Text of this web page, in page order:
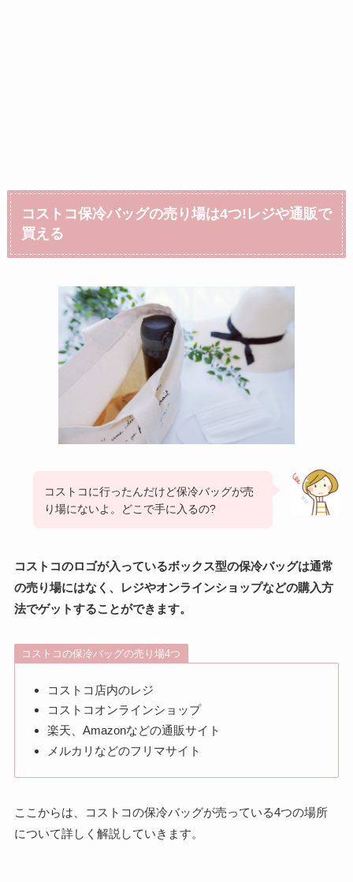
コストコ保冷バッグの売り場は4つ!レジや通販で
買える
コストコに行ったんだけど保冷バッグが売
り場にないよ。どこで手に入るの?
コストコのロゴが入っているボックス型の保冷バッグは通常
の売り場にはなく、レジやオンラインショップなどの購入方
法でゲットすることができます。
コストコの保冷バッグの売り場4つ
コストコ店内のレジ
コストコオンラインショップ
楽天、Amazonなどの通販サイト
メルカリなどのフリマサイト
ここからは、コストコの保冷バッグが売っている4つの場所
について詳しく解説していきます。